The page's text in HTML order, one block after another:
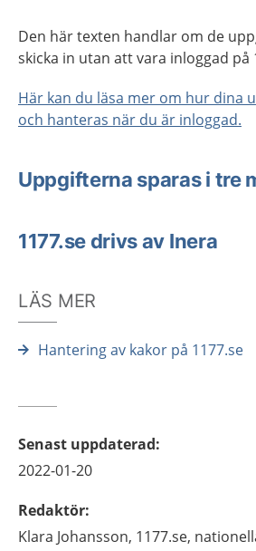
Den här texten handlar om de
skicka in utan att vara inloggad på
Här kan du läsa mer om hur dina
och hanteras när du är inloggad.
Uppgifterna sparas i tre
1177.se drivs av Inera
LÄS MER
Hantering av kakor på 1177.se
Senast uppdaterad:
2022-01-20
Redaktör:
Klara Johansson, 1177.se,